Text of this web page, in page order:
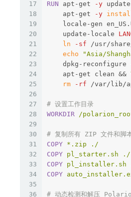
17
18
19
20
21
22
23
24
25
26
27
28
29
30
31
32
33
34
35
36
RUN apt-get -y update
    apt-get
-y
locale-gen
    update-locale
ln
-sf /usr/
echo
"Asia/
    dpkg-reconfigure
    apt-get clean
&&
rm
-rf /var/lib/
# 设置工作目录
WORKDIR /
# 复制所有 ZIP 文件和脚
COPY *.zip ./
COPY pl_starter.sh ./
COPY pl_installer.sh
COPY
# 动态检测和解压